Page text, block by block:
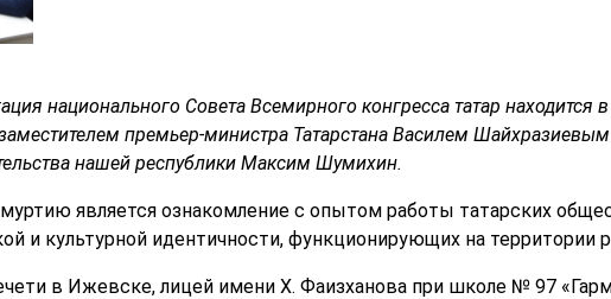
национального Совета Всемирного конгресса татар находится
премьер-министра Татарстана Василем Шайхразиевым
нашей республики Максим Шумихин.
является ознакомление с опытом работы татарских
и культурной идентичности, функционирующих на территории
в Ижевске, лицей имени Х. Фаизханова при школе № 97